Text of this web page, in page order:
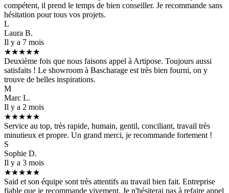
compétent, il prend le temps de bien conseiller. Je recommande sans
hésitation pour tous vos projets.
L
Laura B.
Il y a 7 mois
★★★★★
Deuxième fois que nous faisons appel à Artipose. Toujours aussi
satisfaits ! Le showroom à Bascharage est très bien fourni, on y
trouve de belles inspirations.
M
Marc L.
Il y a 2 mois
★★★★★
Service au top, très rapide, humain, gentil, conciliant, travail très
minutieux et propre. Un grand merci, je recommande fortement !
S
Sophie D.
Il y a 3 mois
★★★★★
Said et son équipe sont très attentifs au travail bien fait. Entreprise
fiable que je recommande vivement. Je n'hésiterai pas à refaire appel